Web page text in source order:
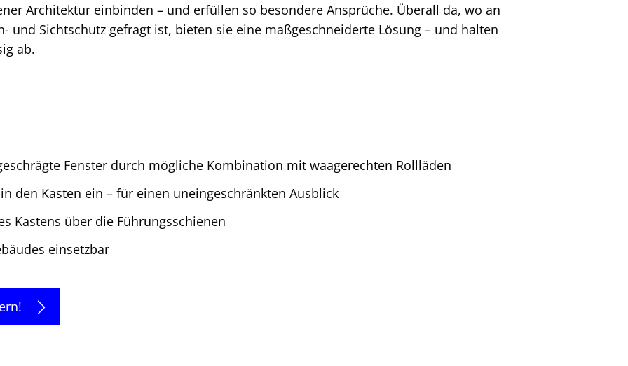
Architektur einbinden – und erfüllen so besondere Ansprüche. Überall da, wo an
und Sichtschutz gefragt ist, bieten sie eine maßgeschneiderte Lösung – und halten
ab.
Fenster durch mögliche Kombination mit waagerechten Rollläden
den Kasten ein – für einen uneingeschränkten Ausblick
Kastens über die Führungsschienen
einsetzbar